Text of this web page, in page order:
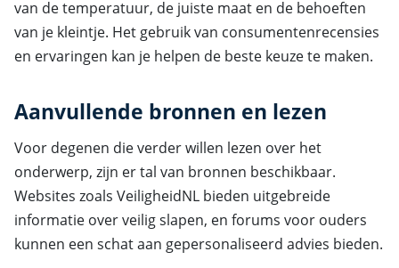
van de temperatuur, de juiste maat en de behoeften
van je kleintje. Het gebruik van consumentenrecensies
en ervaringen kan je helpen de beste keuze te maken.
Aanvullende bronnen en lezen
Voor degenen die verder willen lezen over het
onderwerp, zijn er tal van bronnen beschikbaar.
Websites zoals VeiligheidNL bieden uitgebreide
informatie over veilig slapen, en forums voor ouders
kunnen een schat aan gepersonaliseerd advies bieden.